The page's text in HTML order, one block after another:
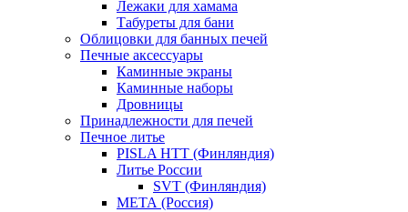
Лежаки для хамама
Табуреты для бани
Облицовки для банных печей
Печные аксессуары
Каминные экраны
Каминные наборы
Дровницы
Принадлежности для печей
Печное литье
PISLA HTT (Финляндия)
Литье России
SVT (Финляндия)
МЕТА (Россия)